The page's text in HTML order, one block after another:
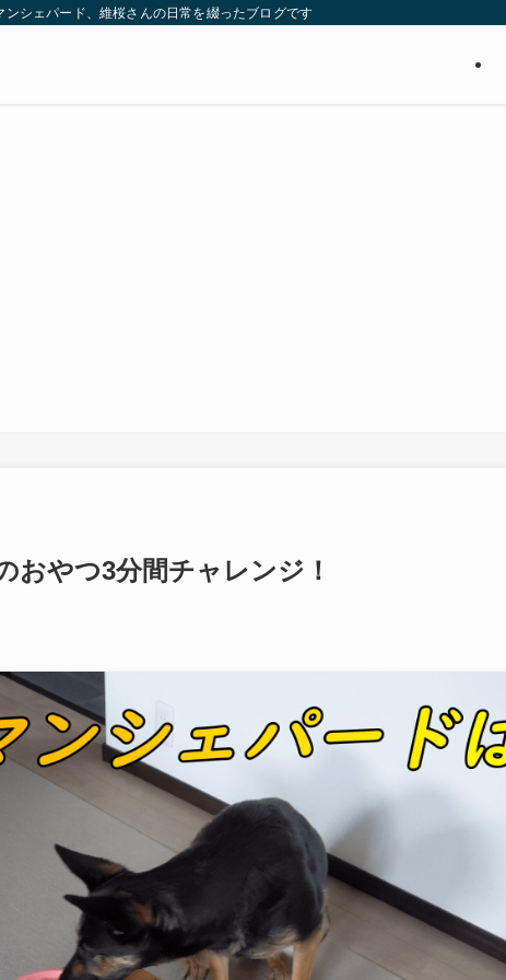
シェパード、維桜さんの日常を綴ったブログです
おやつ3分間チャレンジ！